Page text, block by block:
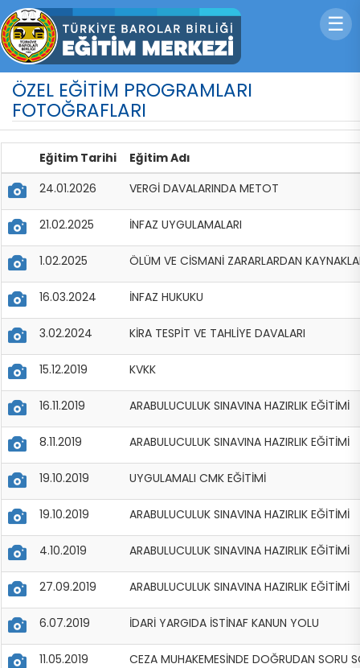
☰
ÖZEL EĞİTİM PROGRAMLARI
FOTOĞRAFLARI
Eğitim Tarihi
Eğitim Adı
24.01.2026
VERGİ DAVALARINDA METOT
21.02.2025 İNFAZ UYGULAMALARI
1.02.2025 ÖLÜM VE CİSMANİ ZARARLARDAN
16.03.2024 İNFAZ HUKUKU
3.02.2024 KİRA TESPİT VE TAHLİYE DAVALARI
15.12.2019 KVKK
16.11.2019 ARABULUCULUK SINAVINA HAZIRLIK EĞİTİMİ
8.11.2019 ARABULUCULUK SINAVINA HAZIRLIK EĞİTİMİ
19.10.2019 UYGULAMALI CMK EĞİTİMİ
19.10.2019 ARABULUCULUK SINAVINA HAZIRLIK EĞİTİMİ
4.10.2019 ARABULUCULUK SINAVINA HAZIRLIK EĞİTİMİ
27.09.2019 ARABULUCULUK SINAVINA HAZIRLIK EĞİTİMİ
6.07.2019 İDARİ YARGIDA İSTİNAF KANUN YOLU
11.05.2019 CEZA MUHAKEMESİNDE DOĞRUDAN SORU